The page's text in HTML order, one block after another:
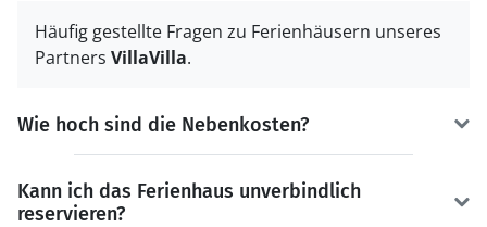
Häufig gestellte Fragen zu Ferienhäusern unseres
Partners VillaVilla.
Wie hoch sind die Nebenkosten?
Kann ich das Ferienhaus unverbindlich
reservieren?